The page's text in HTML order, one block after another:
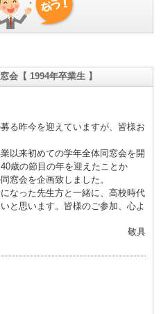
会【 1994年卒業生 】
る昨今を迎えていますが、皆様お
以来初めての学年全体同窓会を開
歳の節目の年を迎えたことか
窓会を企画致しました。
なった先生方と一緒に、高校時代
と思います。皆様のご参加、心よ
敬具